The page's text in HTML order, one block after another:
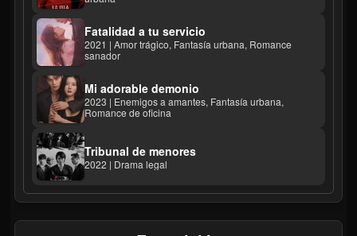
Fatalidad a tu servicio
2021 | Amor trágico, Fantasía urbana, Romance
sanador
Mi adorable demonio
2023 | Enemigos a amantes, Fantasía urbana,
Romance de oficina
Tribunal de menores
2022 | Drama legal